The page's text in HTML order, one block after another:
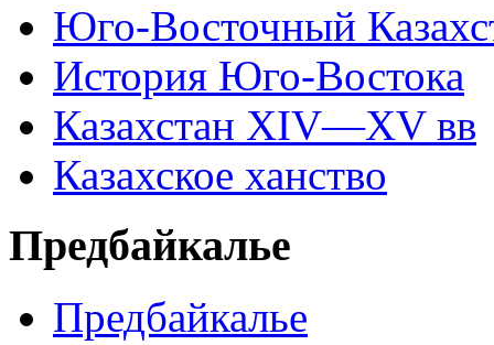
Юго-Восточный
История Юго-Востока
Казахстан XIV—XV вв
Казахское ханство
Предбайкалье
Предбайкалье